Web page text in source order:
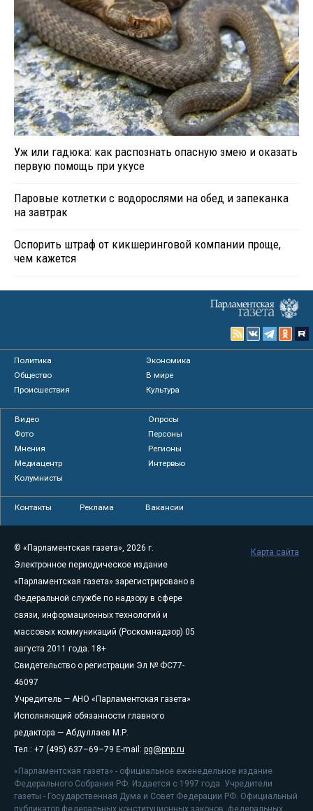
Уж или гадюка: как распознать опасную змею и оказать
первую помощь при укусе
Паровые котлетки с водорослями на обед и запеканка
на завтрак
Оспорить штраф от кикшеринговой компании проще,
чем кажется
Политика
Экономика
Общество
В мире
Происшествия
Культура
Видео
Опросы
Фото
Персоны
Мнения
Регионы
Медиацентр
Интервью
Колумнисты
Контакты Реклама Вакансии
© «Парламентская газета», 2026 г.
Электронное периодическое издание
«Парламентская газета» зарегистрировано в
Федеральной службе по надзору в сфере
связи, информационных технологий и
массовых коммуникаций (Роскомнадзор) 05
августа 2011 года. 18+
Свидетельство о регистрации Эл № ФС77-
46097
Учредитель — АНО «Парламентская газета»
Исполняющий обязанности главного
редактора — Абдуллаев М.Р.
Тел.: +7 (495) 637–69–79 E-mail: pg@pnp.ru
«Парламентская газета» - официальное еженедельное издание
Федерального Собрания РФ. Издается с 1997 года. Учредители
газеты - Государственная Дума и Совет Федерации РФ. Официальный
публикатор федеральных конституционных законов, федеральных
Карта сайта